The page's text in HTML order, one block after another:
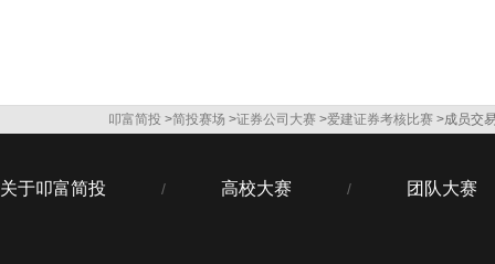
叩富简投 >简投赛场 >证券公司大赛 >爱建证券考核比赛 >成员交
关于叩富简投 / 高校大赛 / 团队大赛